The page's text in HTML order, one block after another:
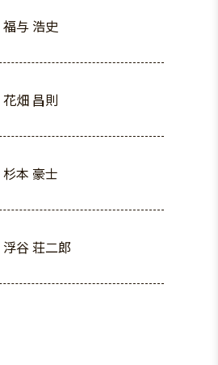
福与 浩史
花畑 昌則
杉本 豪士
浮谷 荘二郎